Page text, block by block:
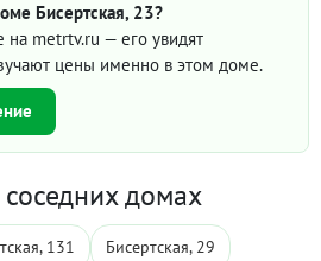
Бисертская, 23?
на metrtv.ru — его увидят
цены именно в этом доме.
домах
131 Бисертская, 29